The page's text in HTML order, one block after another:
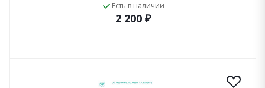
Есть в наличии
2 200 ₽